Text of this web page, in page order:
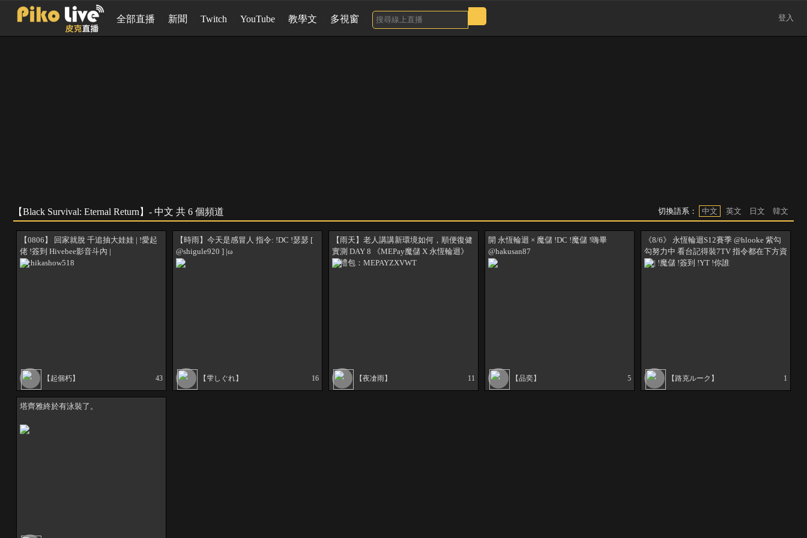
全部直播 新聞 Twitch YouTube 教學文 多視窗 登入
【Black Survival: Eternal Return】- 中文 共 6 個頻道 切換語系： 中文 英文 日文 韓文
【0806】 回家就脫 千追抽大娃娃 | !愛起
佬 !簽到 Hivebee影音斗內 |
@chikashow518
【起個朽】 43
【時雨】今天是感冒人 指令: !DC !瑟瑟 [
@shigule920 ] |ω
【雫しぐれ】 16
【雨天】老人講講新環境如何，順便復健
實測 DAY 8 《MEPay魔儲 X 永恆輪迴》
大禮包：MEPAYZXVWT
【夜凔雨】 11
開 永恆輪迴 × 魔儲 !DC !魔儲 !嗨畢
@hakusan87
【品奕】 5
《8/6》 永恆輪迴S12賽季 @hlooke 紫勾
勾努力中 看台記得裝7TV 指令都在下方資
訊 | !魔儲 !簽到 !YT !你誰
【路克ルーク】 1
塔齊雅終於有泳裝了。